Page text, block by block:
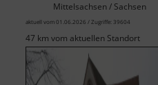
Mittelsachsen / Sachsen
aktuell vom 01.06.2026 / Zugriffe: 39604
47 km vom aktuellen Standort